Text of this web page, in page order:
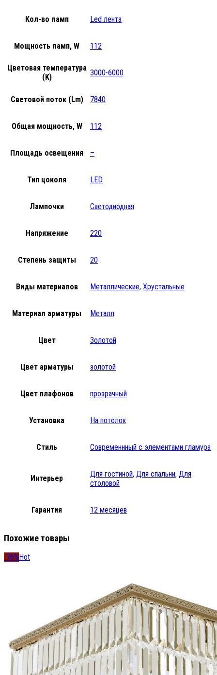
Кол-во ламп Led лента
Мощность ламп, W 112
Цветовая температура
(K)
3000-6000
Световой поток (Lm) 7840
Общая мощность, W 112
Площадь освещения –
Тип цоколя LED
Лампочки Светодиодная
Напряжение 220
Степень защиты 20
Виды материалов Металлические, Хрустальные
Материал арматуры Металл
Цвет Золотой
Цвет арматуры золотой
Цвет плафонов прозрачный
Установка На потолок
Стиль Современнный с элементами гламура
Интерьер Для гостиной, Для спальни, Для
столовой
Гарантия 12 месяцев
Похожие товары
-76% Hot